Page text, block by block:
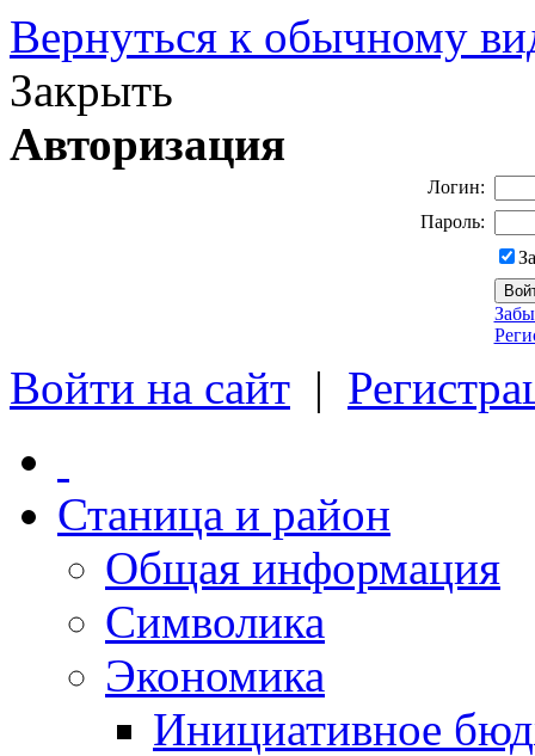
Вернуться к обычному
Закрыть
Авторизация
Логин:
Пароль:
Войти на сайт |
Станица и район
Общая информация
Символика
Экономика
Инициативное